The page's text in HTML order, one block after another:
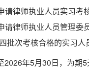
请律师执业人员实习
请律师执业人员管理
批次考核合格的实习
2026年5月30日，为期